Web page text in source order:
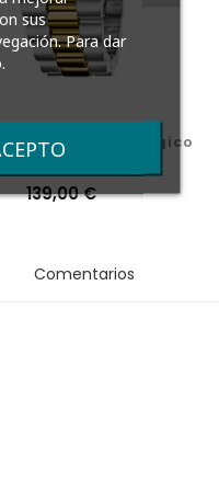
Hombre Analógico
18855/1
Precio
139,00 €
Comentarios
sus
Para dar